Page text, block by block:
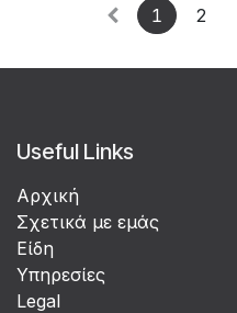
1 2
Useful Links
Αρχική
Σχετικά με εμάς
Είδη
Υπηρεσίες
Legal